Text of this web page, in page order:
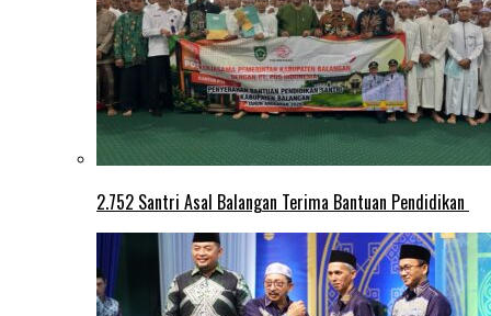
2.752 Santri Asal Balangan Terima Bantuan Pendidikan